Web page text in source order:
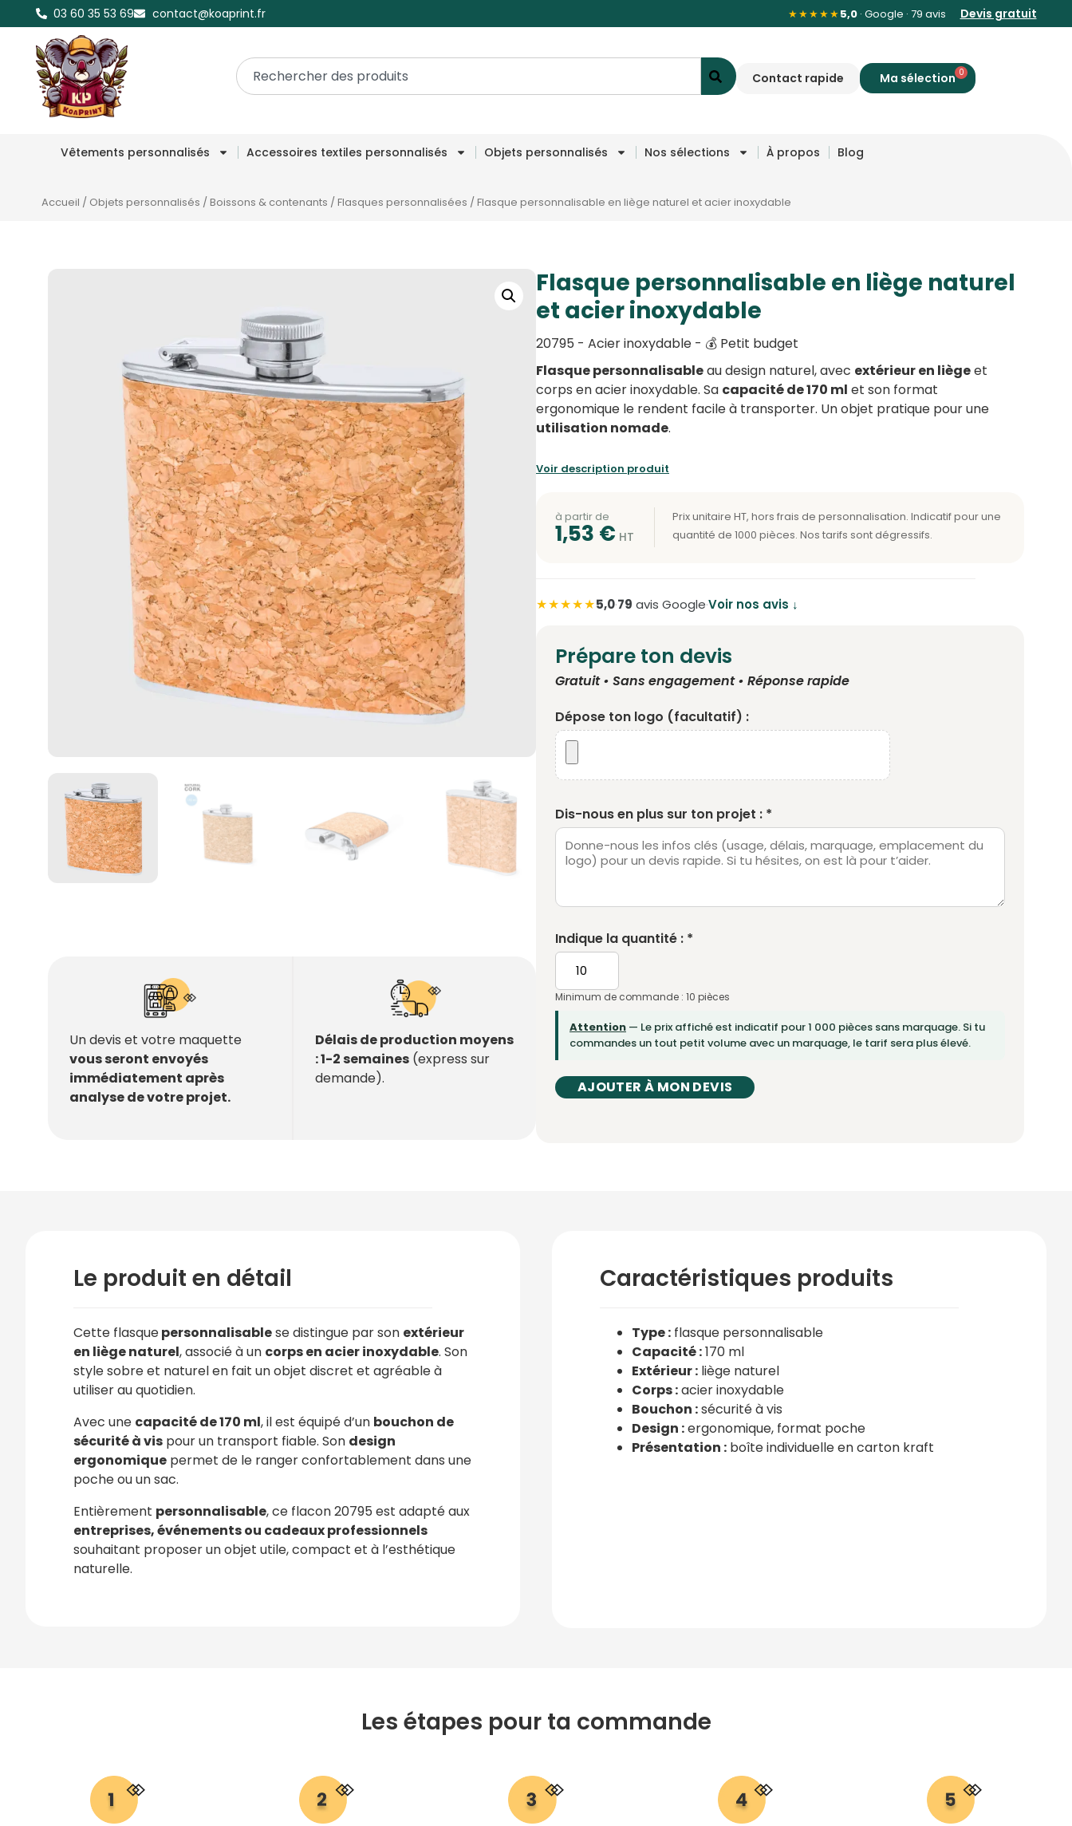
03 60 35 53 69 contact@koaprint.fr ★★★★★5,0· Google · 79 avis Devis gratuit
Contact rapide 0
Vêtements personnalisés Accessoires textiles personnalisés Objets personnalisés Nos sélections À propos Blog
Accueil / Objets personnalisés /Boissons & contenants /Flasques personnalisées /Flasque personnalisable en liège naturel et acier inoxydable
Un devis et votre maquette
vous seront envoyés
immédiatement après
analyse de votre projet.
Délais de production moyens
: 1-2 semaines (express sur
demande).
Flasque personnalisable en liège naturel
et acier inoxydable
20795 - Acier inoxydable - 💰 Petit budget
Flasque personnalisableau design naturel, avec extérieur en liègeet
corps en acier inoxydable. Sa capacité de 170 ml et son format
ergonomique le rendent facile à transporter. Un objet pratique pour une
utilisation nomade.
Voir description produit
à partir de
1,53 €
★★★★★5,0·79 avis Google·Voir nos avis ↓
Prépare ton devis
Gratuit • Sans engagement • Réponse rapide
Dépose ton logo (facultatif) :
Dis-nous en plus sur ton projet : *
Indique la quantité : *
Minimum de commande : 10 pièces
Attention — Le prix affiché est indicatif pour 1 000 pièces sans marquage. Si tu
commandes un tout petit volume avec un marquage, le tarif sera plus élevé.
AJOUTER À MON DEVIS
Le produit en détail
Cette flasquepersonnalisablese distingue par son extérieur
en liège naturel, associé à un corps en acier inoxydable. Son
style sobre et naturel en fait un objet discret et agréable à
utiliser au quotidien.
Avec une capacité de 170 ml, il est équipé d’un bouchon de
sécurité à vis pour un transport fiable. Son design
ergonomique permet de le ranger confortablement dans une
poche ou un sac.
Entièrement personnalisable, ce flacon 20795 est adapté aux
entreprises, événements ou cadeaux professionnels
souhaitant proposer un objet utile, compact et à l’esthétique
naturelle.
Caractéristiques produits
Type : flasque personnalisable
Capacité :170 ml
Extérieur : liège naturel
Corps :acier inoxydable
Bouchon :sécurité à vis
Design :ergonomique, format poche
Présentation : boîte individuelle en carton kraft
Les étapes pour ta commande